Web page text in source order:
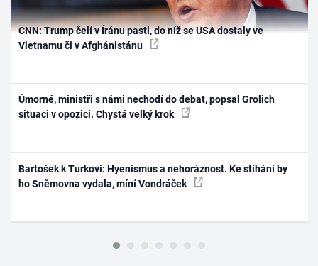
CNN: Trump čelí v Íránu pasti, do níž se USA dostaly ve
Vietnamu či v Afghánistánu
Úmorné, ministři s námi nechodí do debat, popsal Grolich
situaci v opozici. Chystá velký krok
Bartošek k Turkovi: Hyenismus a nehoráznost. Ke stíhání by
ho Sněmovna vydala, míní Vondráček